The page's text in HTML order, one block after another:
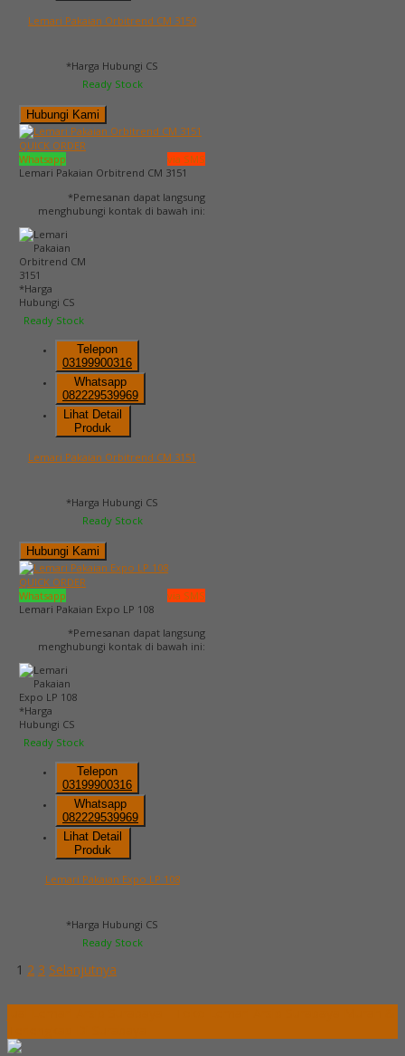
Lemari Pakaian Orbitrend CM 3150
*Harga Hubungi CS
Ready Stock
Hubungi Kami
QUICK ORDER
Whatsapp
via SMS
Lemari Pakaian Orbitrend CM 3151
*Pemesanan dapat langsung
menghubungi kontak di bawah ini:
*Harga
Hubungi CS
Ready Stock
Telepon
03199900316
Whatsapp
082229539969
Lihat Detail
Produk
Lemari Pakaian Orbitrend CM 3151
*Harga Hubungi CS
Ready Stock
Hubungi Kami
QUICK ORDER
Whatsapp
via SMS
Lemari Pakaian Expo LP 108
*Pemesanan dapat langsung
menghubungi kontak di bawah ini:
*Harga
Hubungi CS
Ready Stock
Telepon
03199900316
Whatsapp
082229539969
Lihat Detail
Produk
Lemari Pakaian Expo LP 108
*Harga Hubungi CS
Ready Stock
1 2 3 Selanjutnya